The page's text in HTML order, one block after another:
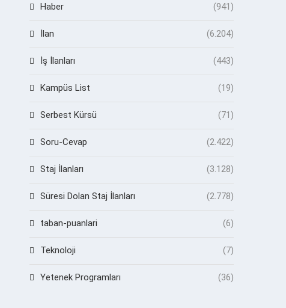
Haber (941)
İlan (6.204)
İş İlanları (443)
Kampüs List (19)
Serbest Kürsü (71)
Soru-Cevap (2.422)
Staj İlanları (3.128)
Süresi Dolan Staj İlanları (2.778)
taban-puanlari (6)
Teknoloji (7)
Yetenek Programları (36)